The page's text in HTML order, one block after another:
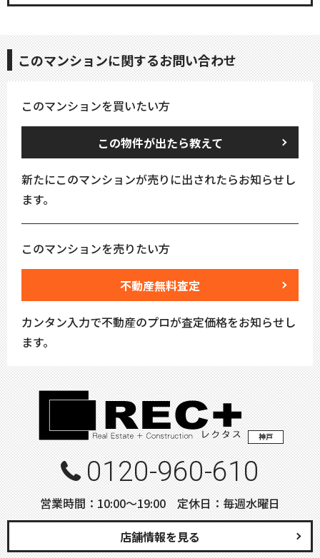
このマンションに関するお問い合わせ
このマンションを買いたい方
この物件が出たら教えて
新たにこのマンションが売りに出されたらお知らせし
ます。
このマンションを売りたい方
不動産無料査定
カンタン入力で不動産のプロが査定価格をお知らせし
ます。
神戸
0120-960-610
営業時間：10:00〜19:00 定休日：毎週水曜日
店舗情報を見る